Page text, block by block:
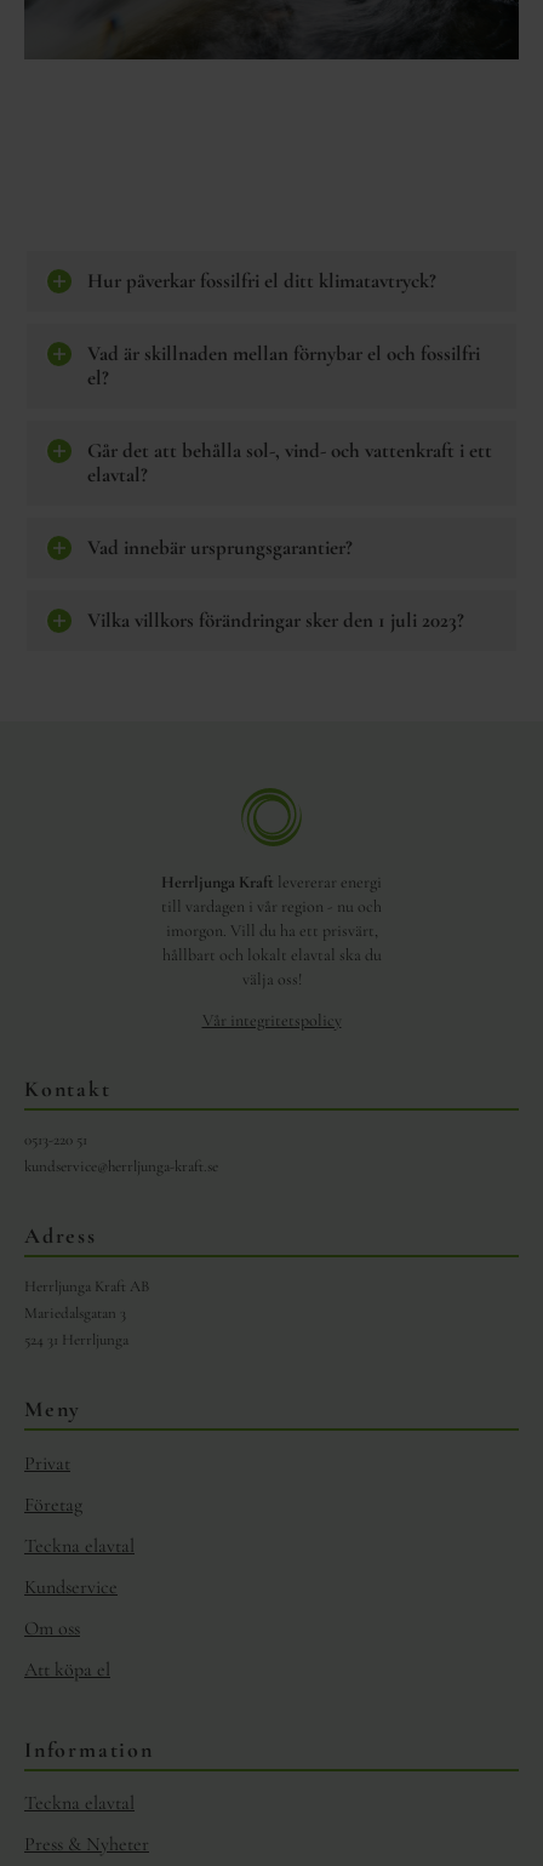
Hur påverkar fossilfri el ditt klimatavtryck?
Vad är skillnaden mellan förnybar el och fossilfri
el?
Går det att behålla sol-, vind- och vattenkraft i ett
elavtal?
Vad innebär ursprungsgarantier?
Vilka villkors förändringar sker den 1 juli 2023?
Herrljunga Kraft levererar energi
till vardagen i vår region - nu och
imorgon. Vill du ha ett prisvärt,
hållbart och lokalt elavtal ska du
välja oss!
Vår integritetspolicy
Kontakt
0513-220 51
kundservice@herrljunga-kraft.se
Adress
Herrljunga Kraft AB
Mariedalsgatan 3
524 31 Herrljunga
Meny
Privat
Företag
Teckna elavtal
Kundservice
Om oss
Att köpa el
Information
Teckna elavtal
Press & Nyheter